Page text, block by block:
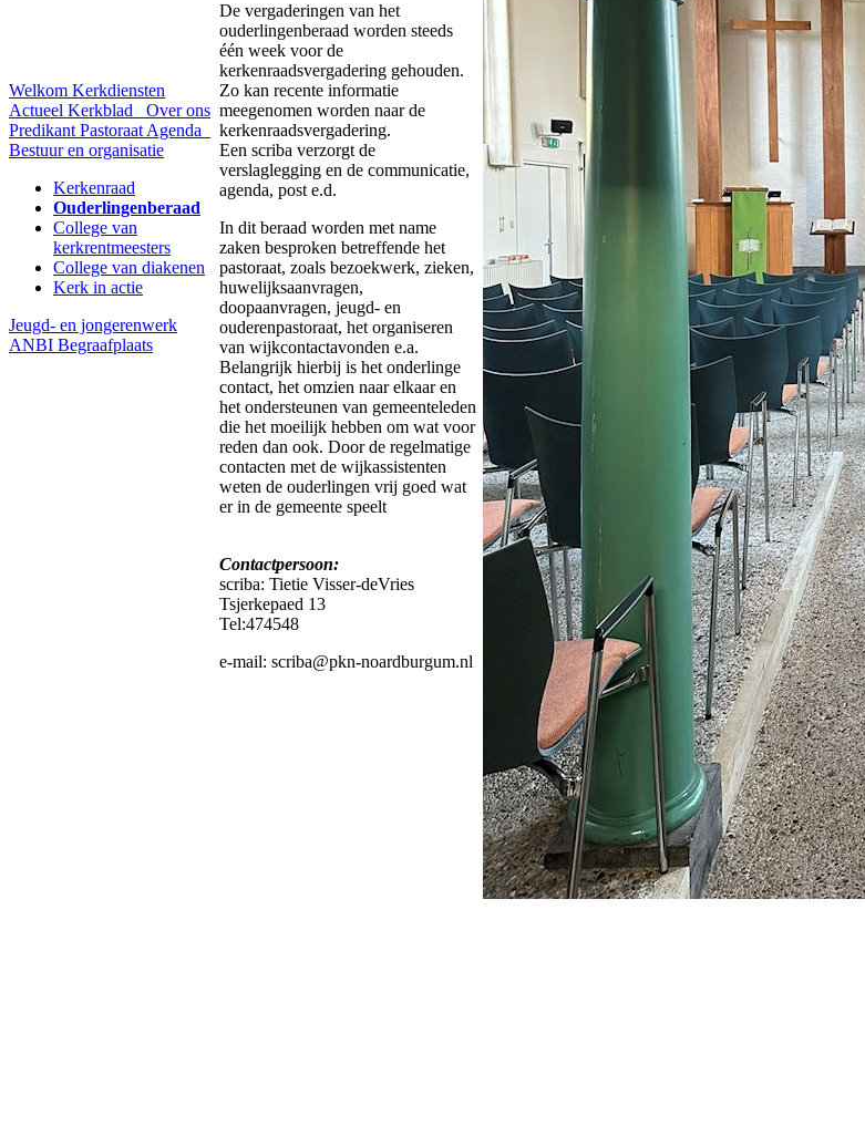
Welkom Kerkdiensten
Actueel Kerkblad
Over ons
Predikant Pastoraat Agenda
Bestuur en organisatie
Kerkenraad
Ouderlingenberaad
College van
kerkrentmeesters
College van diakenen
Kerk in actie
Jeugd- en jongerenwerk
ANBI Begraafplaats
De vergaderingen van het
ouderlingenberaad worden steeds
één week voor de
kerkenraadsvergadering gehouden.
Zo kan recente informatie
meegenomen worden naar de
kerkenraadsvergadering.
Een scriba verzorgt de
verslaglegging en de communicatie,
agenda, post e.d.
In dit beraad worden met name
zaken besproken betreffende het
pastoraat, zoals bezoekwerk, zieken,
huwelijksaanvragen,
doopaanvragen, jeugd- en
ouderenpastoraat, het organiseren
van wijkcontactavonden e.a.
Belangrijk hierbij is het onderlinge
contact, het omzien naar elkaar en
het ondersteunen van gemeenteleden
die het moeilijk hebben om wat voor
reden dan ook. Door de regelmatige
contacten met de wijkassistenten
weten de ouderlingen vrij goed wat
er in de gemeente speelt
Contactpersoon:
scriba: Tietie Visser-deVries
Tsjerkepaed 13
Tel:474548
e-mail: scriba@pkn-noardburgum.nl